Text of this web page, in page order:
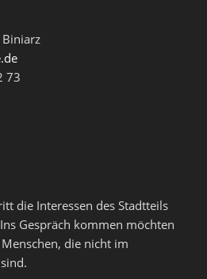
73
die Interessen des Stadtteils
Gespräch kommen möchten
die nicht im